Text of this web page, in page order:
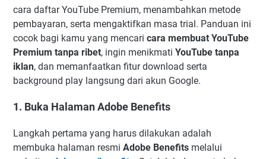
cara daftar YouTube Premium, menambahkan metode
pembayaran, serta mengaktifkan masa trial. Panduan ini
cocok bagi kamu yang mencari cara membuat YouTube
Premium tanpa ribet, ingin menikmati YouTube tanpa
iklan, dan memanfaatkan fitur download serta
background play langsung dari akun Google.
1. Buka Halaman Adobe Benefits
Langkah pertama yang harus dilakukan adalah
membuka halaman resmi Adobe Benefits melalui